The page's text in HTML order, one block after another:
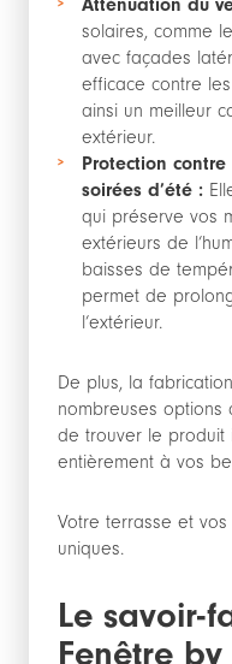
Atténuation du
solaires, comme
avec façades
efficace contre
ainsi un meilleur
extérieur.
Protection
soirées d’été :
qui préserve vos
extérieurs de
baisses de
permet de
l’extérieur.
De plus, la
nombreuses options
de trouver le produit
entièrement à vos
Votre terrasse et
uniques.
Le savoir-
Fenêtre by